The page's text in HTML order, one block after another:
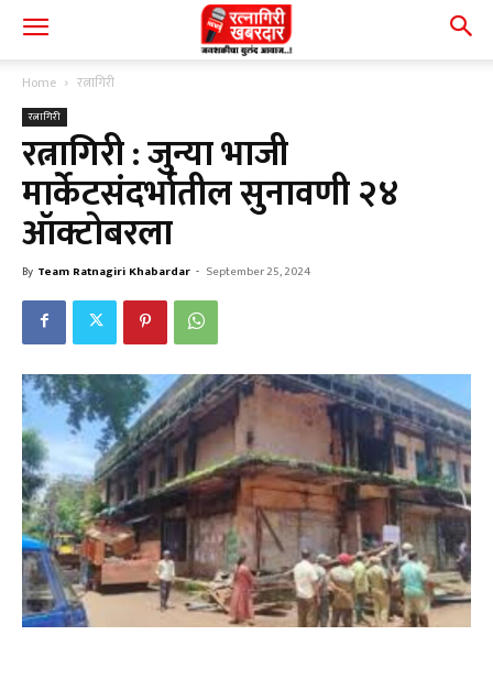
Home रत्नागिरी
रत्नागिरी
रत्नागिरी : जुन्या भाजी
मार्केटसंदर्भातील सुनावणी २४
ऑक्टोबरला
By Team Ratnagiri Khabardar - September 25, 2024